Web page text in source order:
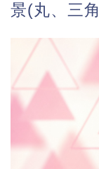
景(丸、三